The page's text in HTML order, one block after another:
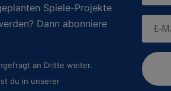
Spiele-Projekte
Dann abonniere
an Dritte weiter.
du in unserer